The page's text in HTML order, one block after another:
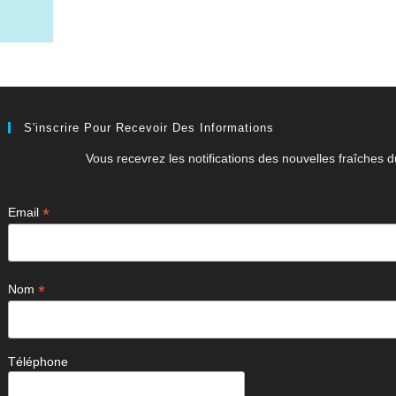
S'inscrire Pour Recevoir Des Informations
Vous recevrez les notifications des nouvelles fraîches
Email *
Nom *
Téléphone